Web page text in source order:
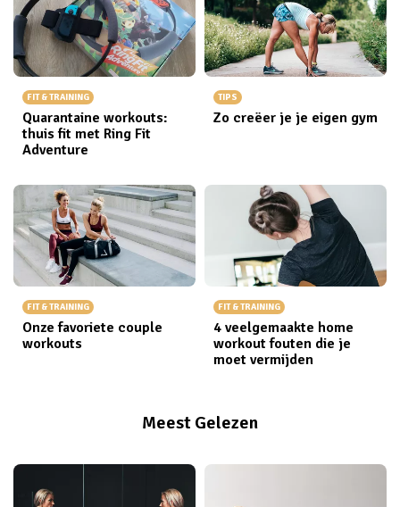
FIT & TRAINING
Quarantaine workouts:
thuis fit met Ring Fit
Adventure
TIPS
Zo creëer je je eigen gym
FIT & TRAINING
Onze favoriete couple
workouts
FIT & TRAINING
4 veelgemaakte home
workout fouten die je
moet vermijden
Meest Gelezen